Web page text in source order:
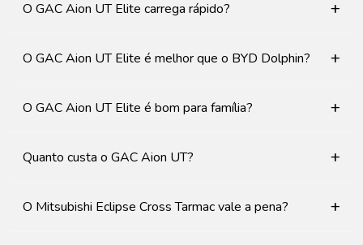
O GAC Aion UT Elite carrega rápido? +
O GAC Aion UT Elite é melhor que o BYD Dolphin? +
O GAC Aion UT Elite é bom para família? +
Quanto custa o GAC Aion UT? +
O Mitsubishi Eclipse Cross Tarmac vale a pena? +